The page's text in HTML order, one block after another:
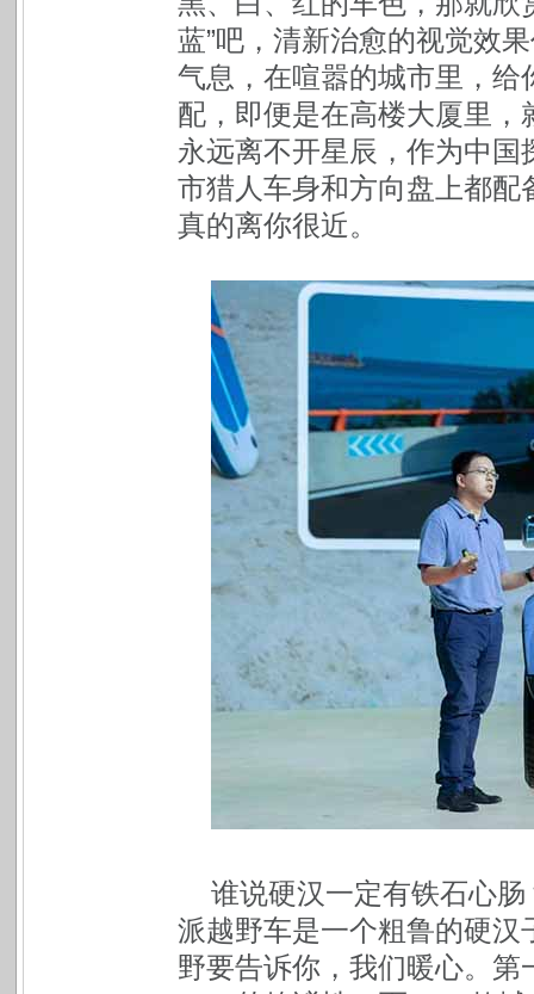
蓝”吧，清新治愈的视觉效
气息，在喧嚣的城市里，
配，即便是在高楼大厦里
永远离不开星辰，作为中
市猎人车身和方向盘上都
真的离你很近。
谁说硬汉一定有铁石心
派越野车是一个粗鲁的硬
野要告诉你，我们暖心。